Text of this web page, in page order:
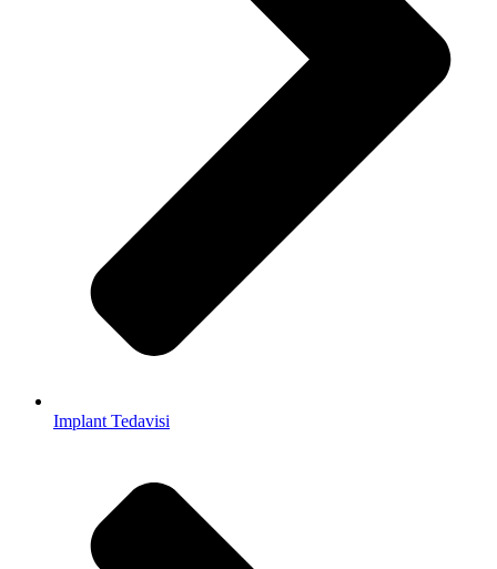
Implant Tedavisi